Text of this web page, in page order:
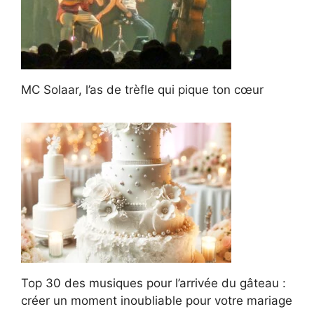
MC Solaar, l’as de trèfle qui pique ton cœur
Top 30 des musiques pour l’arrivée du gâteau :
créer un moment inoubliable pour votre mariage